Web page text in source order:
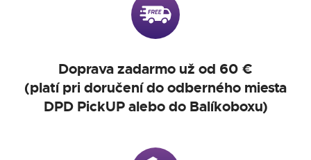
Doprava zadarmo už od 60 €
(platí pri doručení do odberného miesta
DPD PickUP alebo do Balíkoboxu)